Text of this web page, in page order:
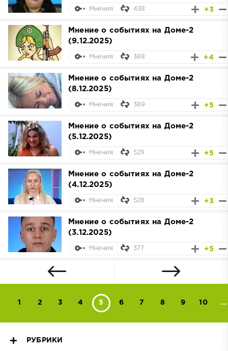
+3
Мнения 438
Мнение о событиях на Доме-2
(9.12.2025)
+4
Мнения 388
Мнение о событиях на Доме-2
(8.12.2025)
+5
Мнения 389
Мнение о событиях на Доме-2
(5.12.2025)
+5
Мнения 529
Мнение о событиях на Доме-2
(4.12.2025)
+3
Мнения 528
Мнение о событиях на Доме-2
(3.12.2025)
+5
Мнения 377
1 2 3 4 5 6 7 8 9 10 ...
РУБРИКИ